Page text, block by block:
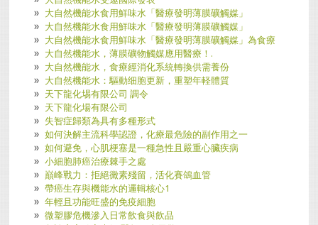
大自然機能水食用鮮味水「醫療發明薄膜礦觸媒」
大自然機能水食用鮮味水「醫療發明薄膜礦觸媒」
大自然機能水食用鮮味水「醫療發明薄膜礦觸媒」為食療
大自然機能水，薄膜礦物觸媒應用醫療！.
大自然機能水，食療經消化系統轉換供需養份
大自然機能水：驅動细胞更新，重塑年軽體質
天下龍化埸有限公司 調令
天下龍化場有限公司
失智症歸類為具有多種形式
如何決解主流科學認證，化療最危險的副作用之一
如何避免，心肌梗塞是一種急性且嚴重心臟疾病
小細胞肺癌治療棘手之處
巔峰戰力：拒絕黴素殘留，活化賽鴿血管
帶癌生存與機能水的邏輯核心1
年輕且功能旺盛的免疫細胞
微塑膠危機滲入日常飲食與飲品